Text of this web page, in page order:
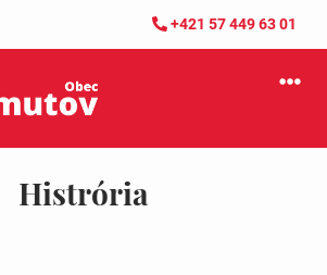
+421 57 449 63 01
Histrória